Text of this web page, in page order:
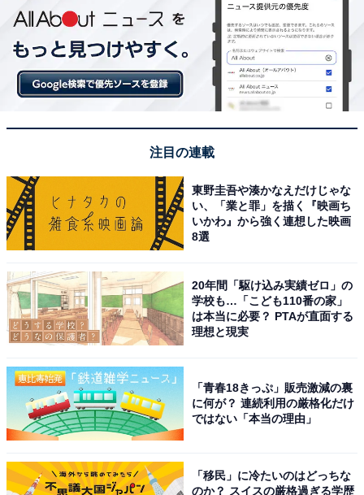
注目の連載
東野圭吾や湊かなえだけじゃな
い、「業と罪」を描く『映画ち
いかわ』から強く連想した映画
8選
20年間「駆け込み実績ゼロ」の
学校も…「こども110番の家」
は本当に必要？ PTAが直面する
理想と現実
「青春18きっぷ」販売激減の裏
に何が？ 連続利用の厳格化だけ
ではない「本当の理由」
「移民」に冷たいのはどっちな
のか？ スイスの厳格過ぎる学歴